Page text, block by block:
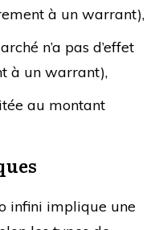
à un warrant),
n’a pas d’effet
à un warrant),
au montant
infini implique une